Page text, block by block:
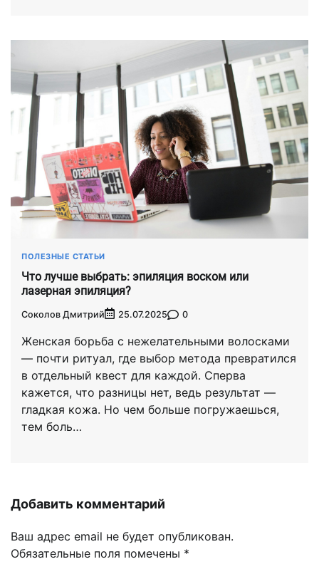
ПОЛЕЗНЫЕ СТАТЬИ
Что лучше выбрать: эпиляция воском или
лазерная эпиляция?
Соколов Дмитрий 25.07.2025 0
Женская борьба с нежелательными волосками
— почти ритуал, где выбор метода превратился
в отдельный квест для каждой. Сперва
кажется, что разницы нет, ведь результат —
гладкая кожа. Но чем больше погружаешься,
тем боль…
Добавить комментарий
Ваш адрес email не будет опубликован.
Обязательные поля помечены *